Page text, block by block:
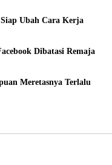
Ubah Cara Kerja
Dibatasi Remaja
Meretasnya Terlalu